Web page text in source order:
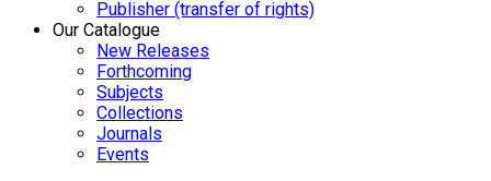
Publisher (transfer of rights)
Our Catalogue
New Releases
Forthcoming
Subjects
Collections
Journals
Events